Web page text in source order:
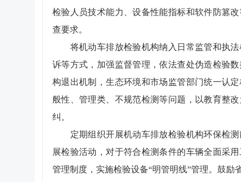
检验人员技术能力、设备性能指标和软件防篡
查要求。
将机动车排放检验机构纳入日常监管和执法
诉等方式，加强监督管理，依法查处伪造检验
构退出机制，生态环境和市场监管部门统一认
般性、管理类、不规范检测等问题，以教育整
纠。
定期组织开展机动车排放检验机构环保检测
展检验活动，对于符合检测条件的车辆全面采
管理制度，实施检验设备“明管明线”管理。鼓